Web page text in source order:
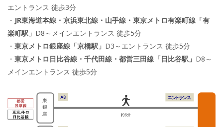
エントランス 徒歩3分
・ JR東海道本線・京浜東北線・山手線・東京メトロ有楽町線「有
楽町駅」 D8～メインエントランス 徒歩5分
・ 東京メトロ銀座線「京橋駅」 D3～エントランス 徒歩5分
・ 東京メトロ日比谷線・千代田線・都営三田線「日比谷駅」 D8～
メインエントランス 徒歩5分